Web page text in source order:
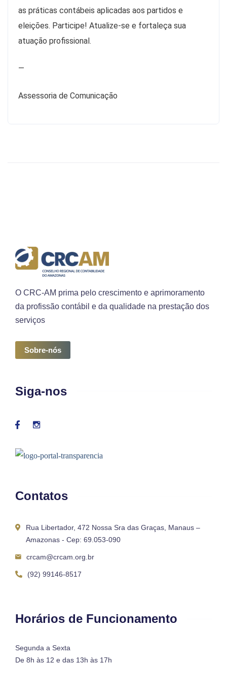
as práticas contábeis aplicadas aos partidos e
eleições. Participe! Atualize-se e fortaleça sua
atuação profissional.
—
Assessoria de Comunicação
O CRC-AM prima pelo crescimento e aprimoramento
da profissão contábil e da qualidade na prestação dos
serviços
Sobre-nós
Siga-nos
Contatos
Rua Libertador, 472 Nossa Sra das Graças, Manaus –
Amazonas - Cep: 69.053-090
crcam@crcam.org.br
(92) 99146-8517
Horários de Funcionamento
Segunda a Sexta
De 8h às 12 e das 13h às 17h